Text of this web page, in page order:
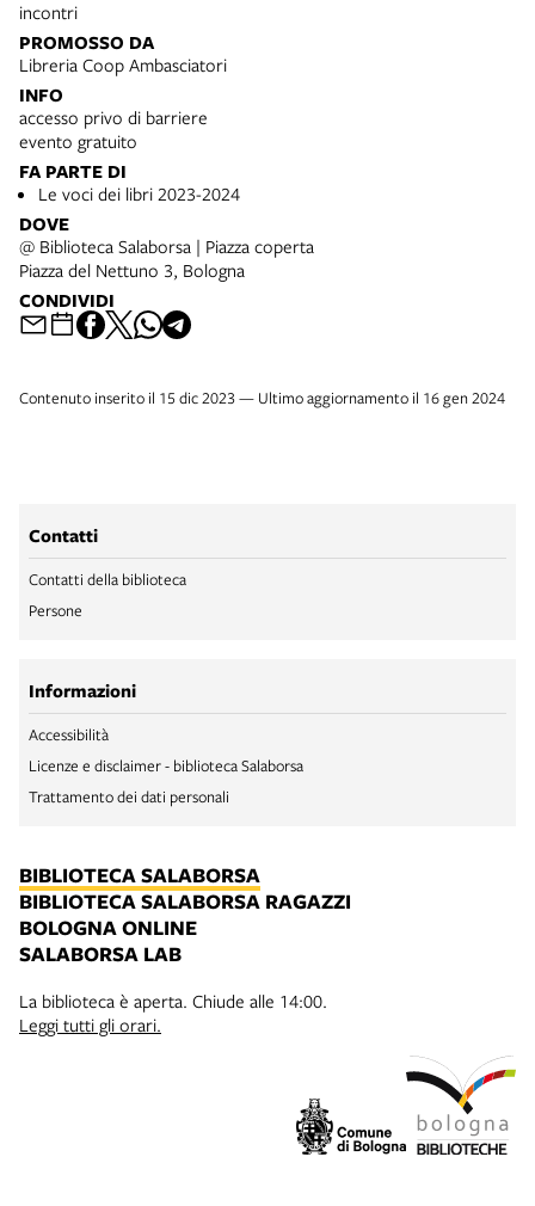
incontri
PROMOSSO DA
Libreria Coop Ambasciatori
INFO
accesso privo di barriere
evento gratuito
FA PARTE DI
Le voci dei libri 2023-2024
DOVE
@ Biblioteca Salaborsa | Piazza coperta
Piazza del Nettuno 3, Bologna
CONDIVIDI
Contenuto inserito il 15 dic 2023 — Ultimo aggiornamento il 16 gen 2024
Contatti
Contatti della biblioteca
Persone
Informazioni
Accessibilità
Licenze e disclaimer - biblioteca Salaborsa
Trattamento dei dati personali
BIBLIOTECA SALABORSA
BIBLIOTECA SALABORSA RAGAZZI
BOLOGNA ONLINE
SALABORSA LAB
La biblioteca è aperta. Chiude alle 14:00.
Leggi tutti gli orari.